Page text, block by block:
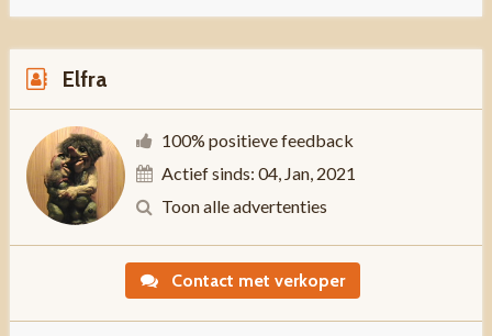
Elfra
100% positieve feedback
Actief sinds: 04, Jan, 2021
Toon alle advertenties
Contact met verkoper